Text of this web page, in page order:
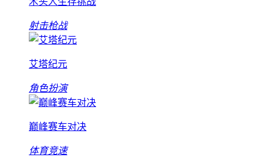
射击枪战
艾塔纪元
角色扮演
巅峰赛车对决
体育竞速